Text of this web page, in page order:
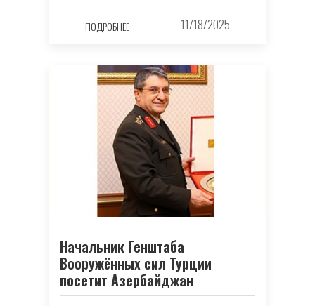
ПОДРОБНЕЕ 11/18/2025
Начальник Генштаба
Вооружённых сил Турции
посетит Азербайджан